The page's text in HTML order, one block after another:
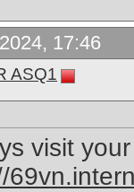
17:46
ASQ1
visit